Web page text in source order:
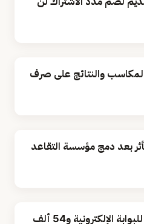
المكاسب والنتائج على صرف
بعد دمج مؤسسة التقاعد
«التقاعد»: 500 ألف زائر للبوابة الإلكترونية و54 ألف